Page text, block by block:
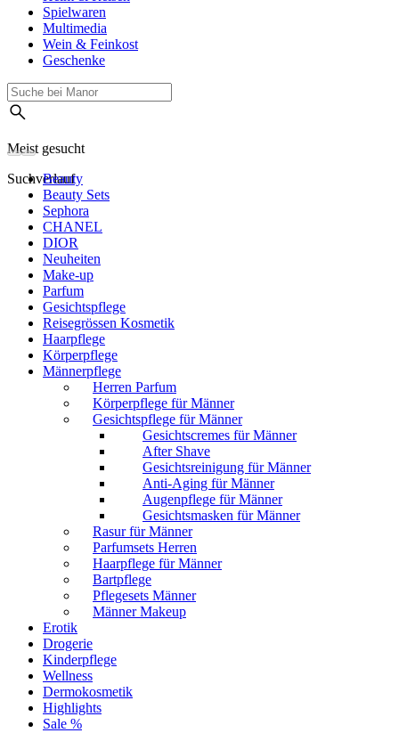
Spielwaren
Multimedia
Wein & Feinkost
Geschenke
Meist gesucht
Suchverlauf
Beauty
Beauty Sets
Sephora
CHANEL
DIOR
Neuheiten
Make-up
Parfum
Gesichtspflege
Reisegrössen Kosmetik
Haarpflege
Körperpflege
Männerpflege
Herren Parfum
Körperpflege für Männer
Gesichtspflege für Männer
Gesichtscremes für Männer
After Shave
Gesichtsreinigung für Männer
Anti-Aging für Männer
Augenpflege für Männer
Gesichtsmasken für Männer
Rasur für Männer
Parfumsets Herren
Haarpflege für Männer
Bartpflege
Pflegesets Männer
Männer Makeup
Erotik
Drogerie
Kinderpflege
Wellness
Dermokosmetik
Highlights
Sale %